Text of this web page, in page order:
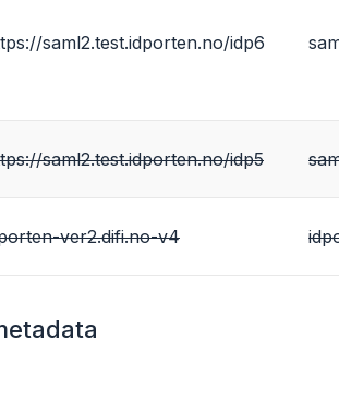
saml2.test.idporten.no/idp6
saml2.test.idporten.no/idp5
ver2.difi.no-v4